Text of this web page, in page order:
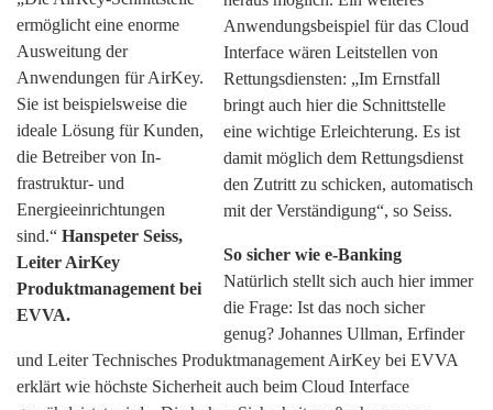
„Die AirKey-Schnittstelle
ermöglicht eine enorme
Ausweitung der
Anwendungen für AirKey.
Sie ist beispielsweise die
ideale Lösung für Kunden,
die Betreiber von In-
frastruktur- und
Energieeinrichtungen
sind.“ Hanspeter Seiss,
Leiter AirKey
Produktmanagement bei
EVVA.
heraus möglich. Ein weiteres
Anwendungsbeispiel für das Cloud
Interface wären Leitstellen von
Rettungsdiensten: „Im Ernstfall
bringt auch hier die Schnittstelle
eine wichtige Erleichterung. Es ist
damit möglich dem Rettungsdienst
den Zutritt zu schicken, automatisch
mit der Verständigung“, so Seiss.
So sicher wie e-Banking
Natürlich stellt sich auch hier immer
die Frage: Ist das noch sicher
genug? Johannes Ullman, Erfinder
und Leiter Technisches Produktmanagement AirKey bei EVVA
erklärt wie höchste Sicherheit auch beim Cloud Interface